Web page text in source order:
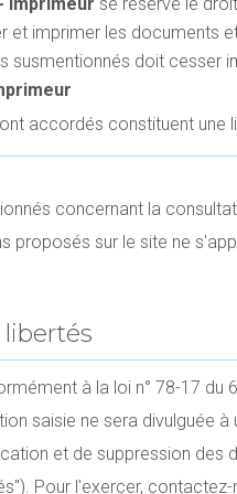
Imprimeur se réserve le
et imprimer les documents
susmentionnés doit cesser
accordés constituent une
concernant la
proposés sur le site ne
à la loi n° 78-17 du
saisie ne sera divulguée
et de suppression des
Pour l'exercer, contactez-